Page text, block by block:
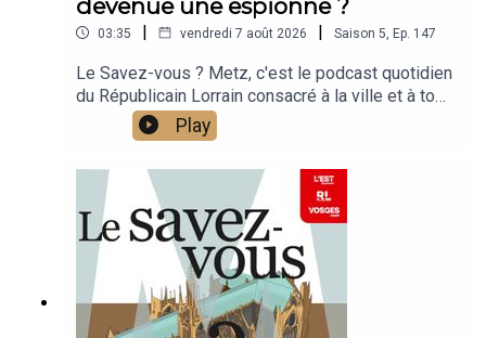
devenue une espionne ?
03:35 | vendredi 7 août 2026 | Saison 5, Ep. 147
Le Savez-vous ? Metz, c'est le podcast quotidien
du Républicain Lorrain consacré à la ville et à tout
ce que vous ignorez sur elle.Un podcast raconté
par Jean-Marie Russe basé sur les articles
réalisés par la rédaction locale de Metz.
Play